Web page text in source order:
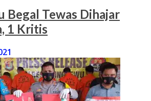
Begal Tewas Dihajar
1 Kritis